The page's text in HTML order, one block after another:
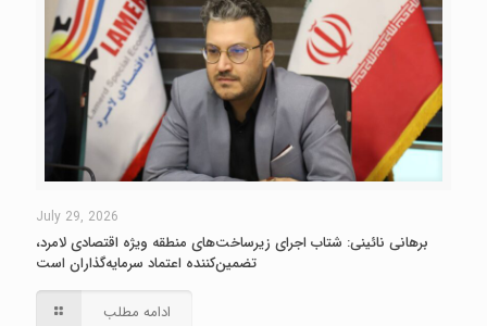
July 29, 2026
برهانی نائینی: شتاب اجرای زیرساخت‌های منطقه ویژه اقتصادی لامرد،
تضمین‌کننده اعتماد سرمایه‌گذاران است
ادامه مطلب